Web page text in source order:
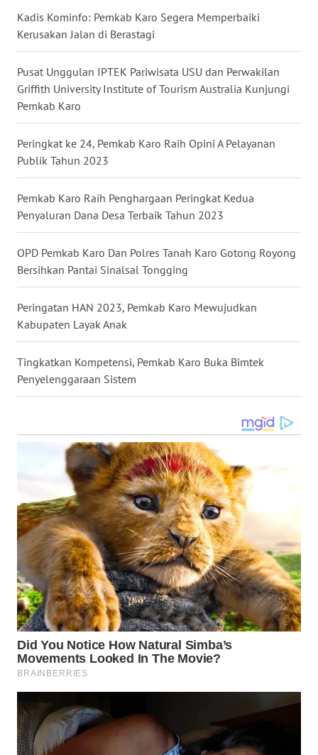
Kadis Kominfo: Pemkab Karo Segera Memperbaiki
Kerusakan Jalan di Berastagi
Pusat Unggulan IPTEK Pariwisata USU dan Perwakilan
Griffith University Institute of Tourism Australia Kunjungi
Pemkab Karo
Peringkat ke 24, Pemkab Karo Raih Opini A Pelayanan
Publik Tahun 2023
Pemkab Karo Raih Penghargaan Peringkat Kedua
Penyaluran Dana Desa Terbaik Tahun 2023
OPD Pemkab Karo Dan Polres Tanah Karo Gotong Royong
Bersihkan Pantai Sinalsal Tongging
Peringatan HAN 2023, Pemkab Karo Mewujudkan
Kabupaten Layak Anak
Tingkatkan Kompetensi, Pemkab Karo Buka Bimtek
Penyelenggaraan Sistem
WN
KALTARA
WN
KALSEL
WN
KALTIM
WN
GORONTALO
SULUT
MALUKU
WN
DANAU
TOBA
WN
NIAS
WN
LANGKAT
WN
TAPANULI
SELATAN
WN